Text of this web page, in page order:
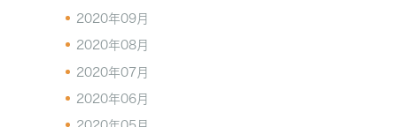
2020年09月
2020年08月
2020年07月
2020年06月